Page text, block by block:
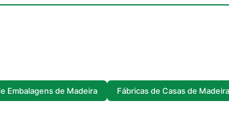
Embalagens de Madeira Fábricas de Casas de Madeira